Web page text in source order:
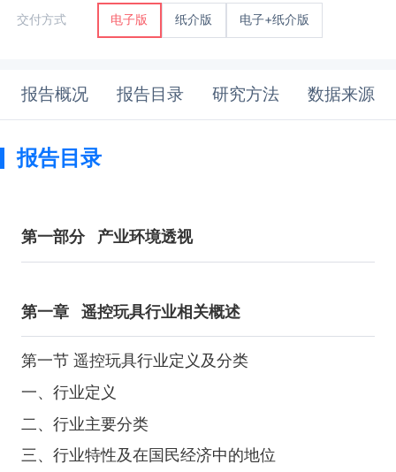
交付方式 电子版 纸介版 电子+纸介版
报告概况 报告目录 研究方法 数据来源
报告目录
第一部分 产业环境透视
第一章 遥控玩具行业相关概述
第一节 遥控玩具行业定义及分类
一、行业定义
二、行业主要分类
三、行业特性及在国民经济中的地位